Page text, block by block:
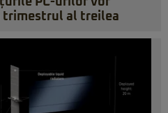
trimestrul al treilea